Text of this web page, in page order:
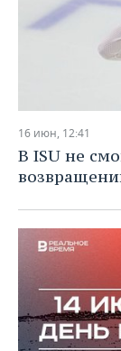
16 июн, 12:41
В ISU не